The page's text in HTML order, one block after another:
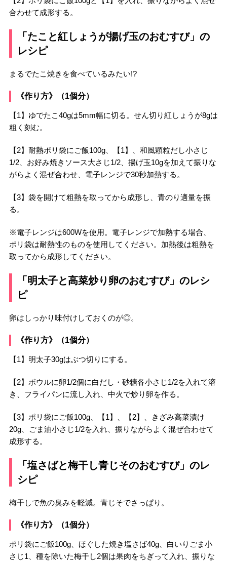
合わせて成形する。
「たこと紅しょうが揚げ玉のおむすび」の
レシピ
まるでたこ焼きを食べているみたい!?
《作り方》（1個分）
【1】ゆでたこ40gは5mm幅に切る。せん切り紅しょうが8gは
粗く刻む。
【2】耐熱ポリ袋にご飯100g、【1】、和風顆粒だし小さじ
1/2、お好み焼きソース大さじ1/2、揚げ玉10gを加えて振りな
がらよく混ぜ合わせ、電子レンジで30秒加熱する。
【3】袋を開けて粗熱を取ってから成形し、青のり適量を振
る。
※電子レンジは600Wを使用。電子レンジで加熱する場合、
ポリ袋は耐熱性のものを使用してください。加熱後は粗熱を
取ってから成形してください。
「明太子と高菜炒り卵のおむすび」のレシ
ピ
卵はしっかり味付けしておくのが◎。
《作り方》（1個分）
【1】明太子30gはぶつ切りにする。
【2】ボウルに卵1/2個に白だし・砂糖各小さじ1/2を入れて溶
き、フライパンに流し入れ、中火で炒り卵を作る。
【3】ポリ袋にご飯100g、【1】、【2】、きざみ高菜漬け
20g、ごま油小さじ1/2を入れ、振りながらよく混ぜ合わせて
成形する。
「塩さばと梅干し青じそのおむすび」のレ
シピ
梅干しで魚の臭みを軽減。青じそでさっぱり。
《作り方》（1個分）
ポリ袋にご飯100g、ほぐした焼き塩さば40g、白いりごま小
さじ1、種を除いた梅干し2個は果肉をちぎって入れ、振りな